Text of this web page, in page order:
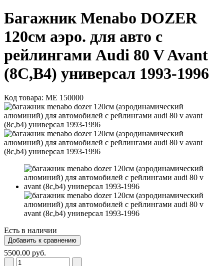
Багажник Menabo DOZER
120см аэро. для авто с
рейлингами Audi 80 V Avant
(8C,B4) универсал 1993-1996
Код товара: ME 150000
Есть в наличии
5500.00 руб.